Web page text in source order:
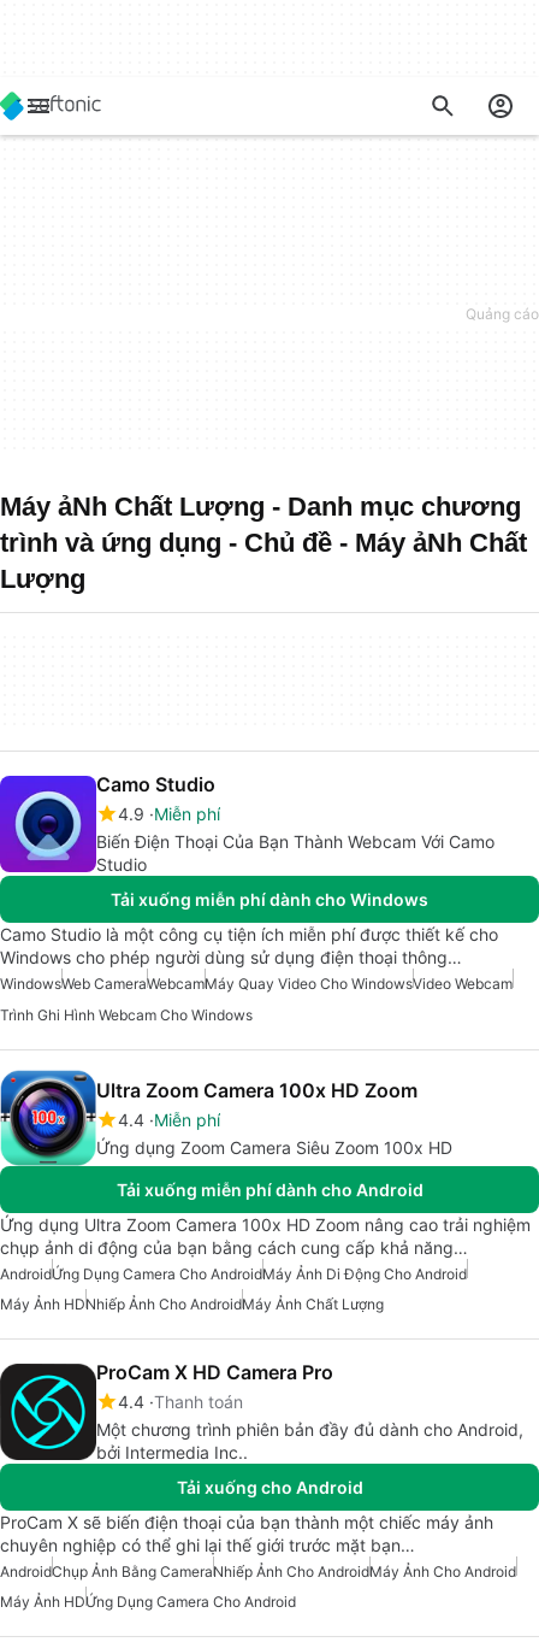
Máy ảNh Chất Lượng - Danh mục chương
trình và ứng dụng - Chủ đề - Máy ảNh Chất
Lượng
Camo Studio
4.9 Miễn phí
Biến Điện Thoại Của Bạn Thành Webcam Với Camo
Studio
Tải xuống miễn phí dành cho Windows
Camo Studio là một công cụ tiện ích miễn phí được thiết kế cho
Windows cho phép người dùng sử dụng điện thoại thông…
WindowsWeb CameraWebcamMáy Quay Video Cho WindowsVideo Webcam
Trình Ghi Hình Webcam Cho Windows
Ultra Zoom Camera 100x HD Zoom
4.4 Miễn phí
Ứng dụng Zoom Camera Siêu Zoom 100x HD
Tải xuống miễn phí dành cho Android
Ứng dụng Ultra Zoom Camera 100x HD Zoom nâng cao trải nghiệm
chụp ảnh di động của bạn bằng cách cung cấp khả năng…
AndroidỨng Dụng Camera Cho AndroidMáy Ảnh Di Động Cho Android
Máy Ảnh HDNhiếp Ảnh Cho AndroidMáy Ảnh Chất Lượng
ProCam X HD Camera Pro
4.4 Thanh toán
Một chương trình phiên bản đầy đủ dành cho Android,
bởi Intermedia Inc..
Tải xuống cho Android
ProCam X sẽ biến điện thoại của bạn thành một chiếc máy ảnh
chuyên nghiệp có thể ghi lại thế giới trước mặt bạn…
AndroidChụp Ảnh Bằng CameraNhiếp Ảnh Cho AndroidMáy Ảnh Cho Android
Máy Ảnh HDỨng Dụng Camera Cho Android